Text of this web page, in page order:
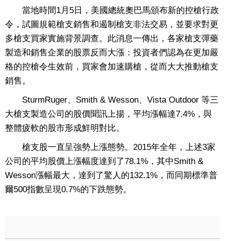
當地時間1月5日，美國總統奧巴馬頒布新的控槍行政
令，試圖規範槍支銷售和遏制槍支非法交易，並要求對更
多槍支買家實施背景調查。此消息一傳出，各家槍支彈藥
製造和銷售企業的股票反而大漲：投資者們認為在更加嚴
格的控槍令生效前，買家會加速購槍，從而大大推動槍支
銷售。
SturmRuger、Smith & Wesson、Vista Outdoor 等三
大槍支製造公司的股價聞訊上揚，平均漲幅達7.4%，與
整體疲軟的股市形成鮮明對比。
槍支股一直呈強勢上漲態勢。2015年全年，上述3家
公司的平均股價上漲幅度達到了78.1%，其中Smith &
Wesson漲幅最大，達到了驚人的132.1%，而同期標準普
爾500指數呈現0.7%的下跌態勢。